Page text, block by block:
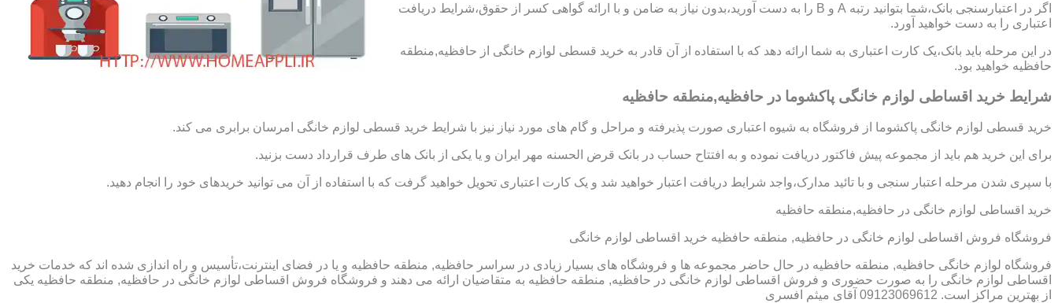
اگر در اعتبارسنجی بانک،شما بتوانید رتبه A و B را به دست آورید،بدون نیاز به ضامن و با ارائه گواهی کسر از حقوق،شرایط دریافت
اعتباری را به دست خواهید آورد.
در این مرحله باید بانک،یک کارت اعتباری به شما ارائه دهد که با استفاده از آن قادر به خرید قسطی لوازم خانگی از حافظیه,منطقه
حافظیه خواهید بود.
شرایط خرید اقساطی لوازم خانگی پاکشوما در حافظیه,منطقه حافظیه
خرید قسطی لوازم خانگی پاکشوما از فروشگاه به شیوه اعتباری صورت پذیرفته و مراحل و گام های مورد نیاز نیز با شرایط خرید قسطی لوازم خانگی امرسان برابری می کند.
برای این خرید هم باید از مجموعه پیش فاکتور دریافت نموده و به افتتاح حساب در بانک قرض الحسنه مهر ایران و یا یکی از بانک های طرف قرارداد دست بزنید.
با سپری شدن مرحله اعتبار سنجی و با تائید مدارک،واجد شرایط دریافت اعتبار خواهید شد و یک کارت اعتباری تحویل خواهید گرفت که با استفاده از آن می توانید خریدهای خود را انجام دهید.
خرید اقساطی لوازم خانگی در حافظیه,منطقه حافظیه
فروشگاه فروش اقساطی لوازم خانگی در حافظیه, منطقه حافظیه خرید اقساطی لوازم خانگی
فروشگاه لوازم خانگی حافظیه, منطقه حافظیه در حال حاضر مجموعه ها و فروشگاه های بسیار زیادی در سراسر حافظیه, منطقه حافظیه و یا در فضای اینترنت،تأسیس و راه اندازی شده اند که خدمات خرید
اقساطی لوازم خانگی را به صورت حضوری و فروش اقساطی لوازم خانگی در حافظیه, منطقه حافظیه به متقاضیان ارائه می دهند و فروشگاه فروش اقساطی لوازم خانگی در حافظیه, منطقه حافظیه یکی
از بهترین مراکز است. 09123069612 آقای میثم افسری